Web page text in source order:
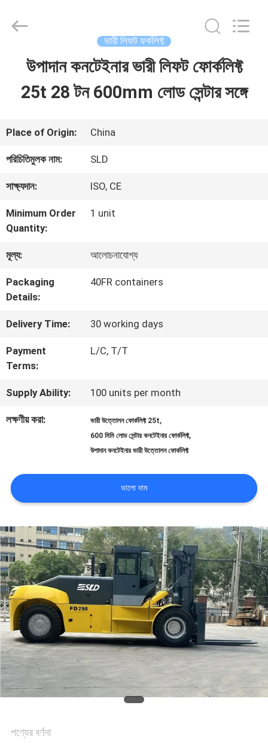
আমাদের
সম্পর্কে
কারখানা
ভ্রমণ
মান
নিয়ন্ত্রণ
সাইট
ম্যাপ
Development
ভারী লিফট ফর্কলিফ্ট
উপাদান কনটেইনার ভারী লিফট ফোর্কলিফ্ট
25t 28 টন 600mm লোড সেন্টার সঙ্গে
Place of Origin: China
পরিচিতিমুলক নাম: SLD
সাক্ষ্যদান: ISO, CE
Minimum Order
Quantity:
1 unit
মূল্য: আলোচনাযোগ্য
Packaging
Details:
40FR containers
Delivery Time: 30 working days
Payment
Terms:
L/C, T/T
Supply Ability: 100 units per month
লক্ষণীয় করা: ভারী উত্তোলন ফোর্কলিফ্ট 25t,
600 মিমি লোড সেন্টার কনটেইনার ফোর্কলিফ্ট,
উপাদান কনটেইনার ভারী উত্তোলন ফোর্কলিফ্ট
ভালো দাম
পণ্যের বর্ণনা